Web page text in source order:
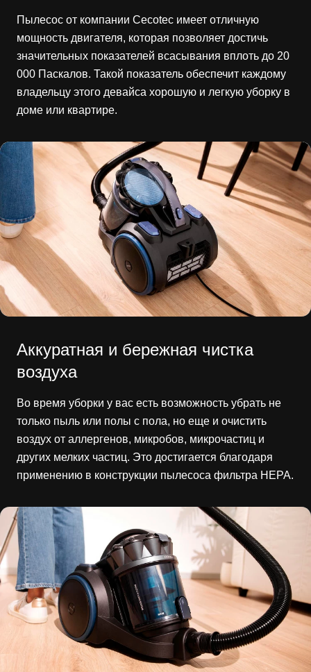
Пылесос от компании Cecotec имеет отличную
мощность двигателя, которая позволяет достичь
значительных показателей всасывания вплоть до 20
000 Паскалов. Такой показатель обеспечит каждому
владельцу этого девайса хорошую и легкую уборку в
доме или квартире.
Аккуратная и бережная чистка
воздуха
Во время уборки у вас есть возможность убрать не
только пыль или полы с пола, но еще и очистить
воздух от аллергенов, микробов, микрочастиц и
других мелких частиц. Это достигается благодаря
применению в конструкции пылесоса фильтра HEPA.